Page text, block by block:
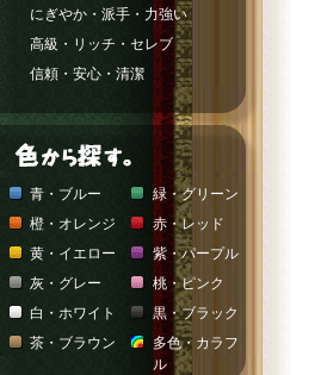
にぎやか・派手・力強い
高級・リッチ・セレブ
信頼・安心・清潔
青・ブルー
緑・グリーン
橙・オレンジ
赤・レッド
黄・イエロー
紫・パープル
灰・グレー
桃・ピンク
白・ホワイト
黒・ブラック
茶・ブラウン
多色・カラフ
ル